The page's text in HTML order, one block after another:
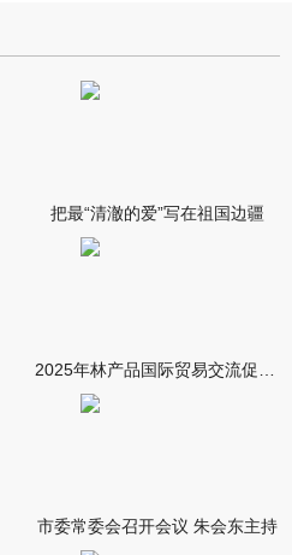
把最“清澈的爱”写在祖国边疆
市委常委会召开会议 朱会东主持